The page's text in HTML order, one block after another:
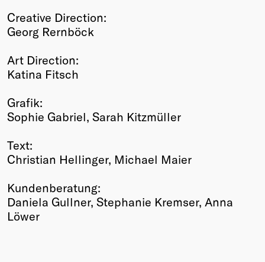
Creative Direction:
Georg Rernböck
Art Direction:
Katina Fitsch
Grafik:
Sophie Gabriel, Sarah Kitzmüller
Text:
Christian Hellinger, Michael Maier
Kundenberatung:
Daniela Gullner, Stephanie Kremser, Anna
Löwer